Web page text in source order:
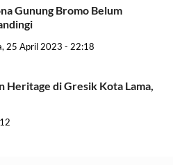
Gunung Bromo Belum
25 April 2023 - 22:18
Heritage di Gresik Kota Lama,